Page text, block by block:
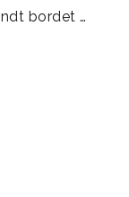
bordet …